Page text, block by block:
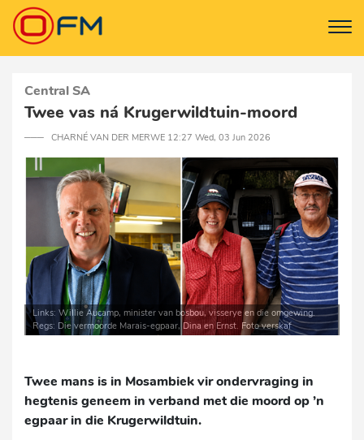
Central SA
Twee vas ná Krugerwildtuin-moord
─── CHARNÉ VAN DER MERWE 12:27 Wed, 03 Jun 2026
Links: Willie Aucamp, minister van bosbou, visserye en die omgewing.
Regs: Die vermoorde Marais-egpaar, Dina en Ernst. Foto verskaf
Twee mans is in Mosambiek vir ondervraging in
hegtenis geneem in verband met die moord op ’n
egpaar in die Krugerwildtuin.